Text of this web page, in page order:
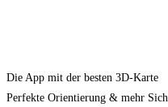
Die App mit der besten 3D-Karte
Perfekte Orientierung & mehr